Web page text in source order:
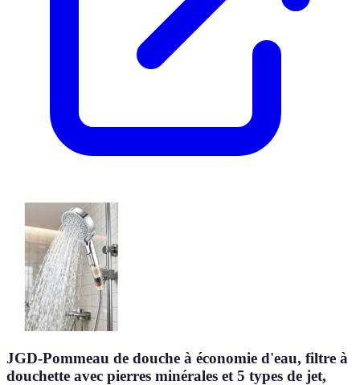
JGD-Pommeau de douche à économie d'eau, filtre à
douchette avec pierres minérales et 5 types de jet,